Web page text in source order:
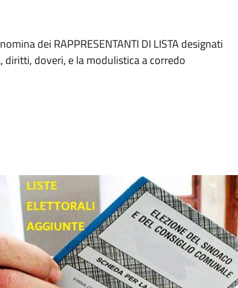
dei RAPPRESENTANTI DI LISTA designati
doveri, e la modulistica a corredo